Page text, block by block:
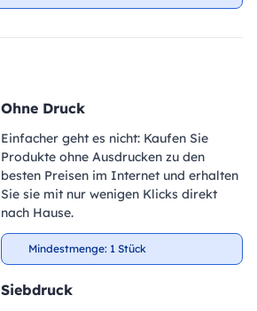
Ohne Druck
Einfacher geht es nicht: Kaufen Sie
Produkte ohne Ausdrucken zu den
besten Preisen im Internet und erhalten
Sie sie mit nur wenigen Klicks direkt
nach Hause.
Mindestmenge: 1 Stück
Siebdruck